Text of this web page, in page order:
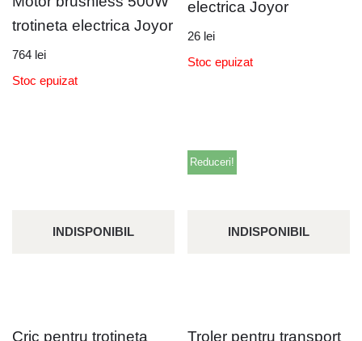
trotineta electrica Joyor
764 lei
Stoc epuizat
electrica Joyor
26 lei
Stoc epuizat
INDISPONIBIL
Cric pentru trotineta
INDISPONIBIL
Reduceri!
Troler pentru transport